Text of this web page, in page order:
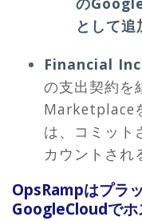
として追
Financial
の支出契約を
Marketplace
は、コミット
カウントされ
OpsRampはプラ
GoogleCloudでホ